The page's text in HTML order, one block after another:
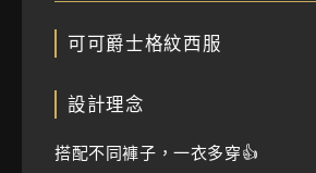
可可爵士格紋西服
設計理念
搭配不同褲子，一衣多穿👍